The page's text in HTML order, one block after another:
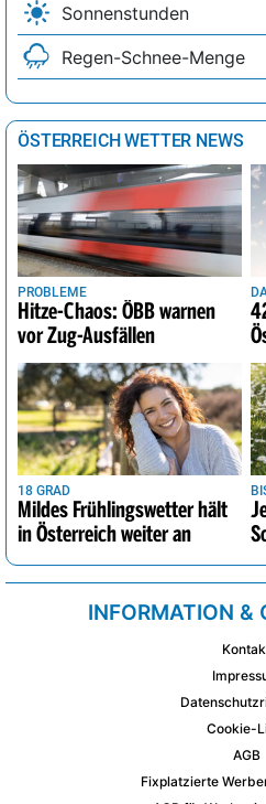
Sonnenstunden
Regen-Schnee-Menge
ÖSTERREICH WETTER NEWS
PROBLEME
Hitze-Chaos: ÖBB warnen
vor Zug-Ausfällen
18 GRAD
Mildes Frühlingswetter hält
in Österreich weiter an
INFORMATION &
Cookie-
AGB
Fixplatzierte